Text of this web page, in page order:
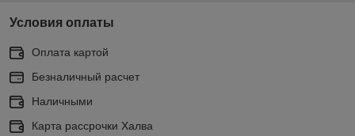
Условия оплаты
Оплата картой
Безналичный расчет
Наличными
Карта рассрочки Халва